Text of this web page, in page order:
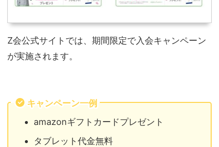
Z会公式サイトでは、期間限定で入会キャンペーン
が実施されます。
キャンペーン一例
amazonギフトカードプレゼント
タブレット代金無料